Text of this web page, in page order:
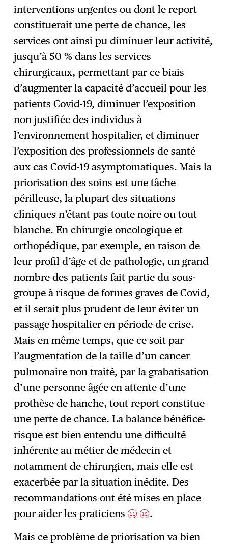
interventions urgentes ou dont le report
constituerait une perte de chance, les
services ont ainsi pu diminuer leur activité,
jusqu’à 50 % dans les services
chirurgicaux, permettant par ce biais
d’augmenter la capacité d’accueil pour les
patients Covid-19, diminuer l’exposition
non justifiée des individus à
l’environnement hospitalier, et diminuer
l’exposition des professionnels de santé
aux cas Covid-19 asymptomatiques. Mais la
priorisation des soins est une tâche
périlleuse, la plupart des situations
cliniques n’étant pas toute noire ou tout
blanche. En chirurgie oncologique et
orthopédique, par exemple, en raison de
leur profil d’âge et de pathologie, un grand
nombre des patients fait partie du sous-
groupe à risque de formes graves de Covid,
et il serait plus prudent de leur éviter un
passage hospitalier en période de crise.
Mais en même temps, que ce soit par
l’augmentation de la taille d’un cancer
pulmonaire non traité, par la grabatisation
d’une personne âgée en attente d’une
prothèse de hanche, tout report constitue
une perte de chance. La balance bénéfice-
risque est bien entendu une difficulté
inhérente au métier de médecin et
notamment de chirurgien, mais elle est
exacerbée par la situation inédite. Des
recommandations ont été mises en place
pour aider les praticiens11 12 .
Mais ce problème de priorisation va bien